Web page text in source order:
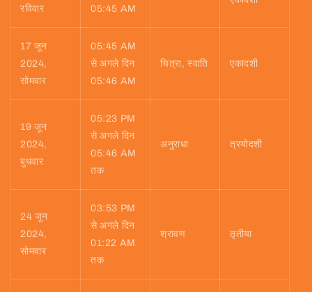
रविवार
05:45 AM
17 जून
2024,
सोमवार
05:45 AM
से अगले दिन
05:46 AM
चित्रा, स्वाति एकादशी
19 जून
2024,
बुधवार
05:23 PM
से अगले दिन
05:46 AM
तक
अनुराधा त्रयोदशी
24 जून
2024,
सोमवार
03:53 PM
से अगले दिन
01:22 AM
तक
श्रावण तृतीया